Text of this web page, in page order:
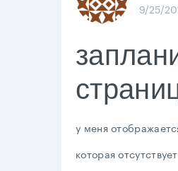
9/25/
у меня
которая